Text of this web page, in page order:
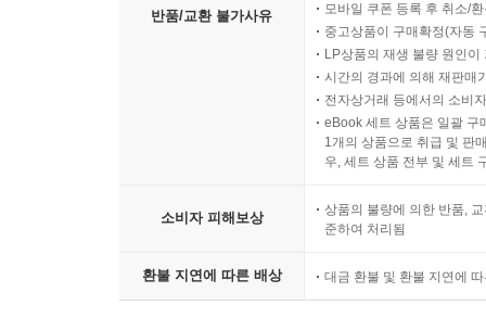
반품/교환 불가사유
모바일 쿠폰 등록 후 취소/
중고상품이 구매확정(자동
LP상품의 재생 불량 원인
시간의 경과에 의해 재판매
전자상거래 등에서의 소비
eBook 세트 상품은 일괄 구
1개의 상품으로 취급 및 판
우, 세트 상품 전부 및 세트
소비자 피해보상
상품의 불량에 의한 반품,
준하여 처리됨
환불 지연에 따른 배상 대금 환불 및 환불 지연에